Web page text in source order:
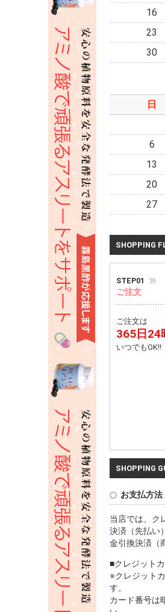
16
23
30
日
6
13
20
27
SHOPPING
STEP01
ご注文
ご注文は
365日24
いつでもOK!!
SHOPPING
お支払方法
当店では、ク
決済（先払い
金引換決済（
■クレジット
※クレジット
す。
カード番号は